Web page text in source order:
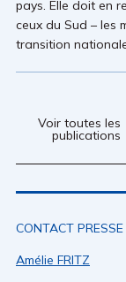
pays. Elle doit en
ceux du Sud – les
transition
Voir toutes les
publications
CONTACT PRESSE
Amélie FRITZ